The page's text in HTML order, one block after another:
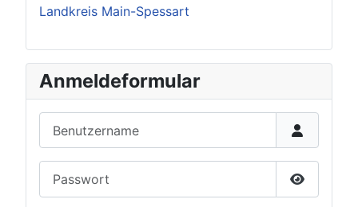
Landkreis Main-Spessart
Anmeldeformular
Passwort